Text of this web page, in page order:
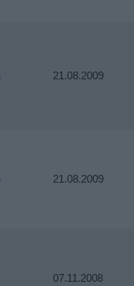
21.08.2009
21.08.2009
07.11.2008